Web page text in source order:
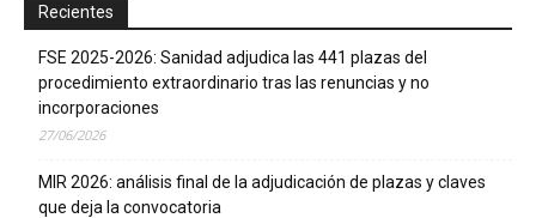
Recientes
FSE 2025-2026: Sanidad adjudica las 441 plazas del
procedimiento extraordinario tras las renuncias y no
incorporaciones
27/06/2026
MIR 2026: análisis final de la adjudicación de plazas y claves
que deja la convocatoria